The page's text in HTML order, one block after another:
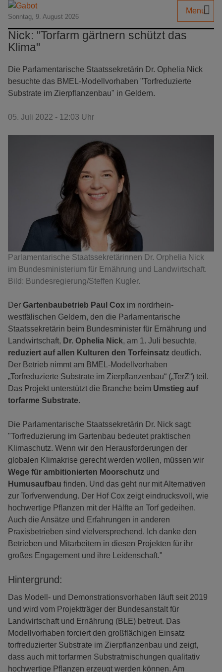
Sonntag, 9. August 2026
Menu
Nick: "Torfarm gärtnern schützt das
Klima"
Die Parlamentarische Staatssekretärin Dr. Ophelia Nick
besuchte das BMEL-Modellvorhaben "Torfreduzierte
Substrate im Zierpflanzenbau" in Geldern.
05. Juli 2022 - 12:03 Uhr
Parlamentarische Staatssekretärinnen Dr. Orphelia Nick
im Bundesministerium für Ernährung und Landwirtschaft.
Bild: Bundesregierung/Steffen Kugler.
Der Gartenbaubetrieb Paul Cox im nordrhein-
westfälischen Geldern, den die Parlamentarische
Staatssekretärin beim Bundesminister für Ernährung und
Landwirtschaft, Dr. Ophelia Nick, am 1. Juli besuchte,
reduziert auf allen Kulturen den Torfeinsatz deutlich.
Der Betrieb nimmt am BMEL-Modellvorhaben
„Torfreduzierte Substrate im Zierpflanzenbau“ („TerZ“) teil.
Das Projekt unterstützt die Branche beim Umstieg auf
torfarme Substrate.
Die Parlamentarische Staatssekretärin Dr. Nick sagt:
"Torfreduzierung im Gartenbau bedeutet praktischen
Klimaschutz. Wenn wir den Herausforderungen der
globalen Klimakrise gerecht werden wollen, müssen wir
Wege für ambitionierten Moorschutz und
Humusaufbau finden. Und das geht nur mit Alternativen
zur Torfverwendung. Der Hof Cox zeigt eindrucksvoll, wie
hochwertige Pflanzen mit der Hälfte an Torf gedeihen.
Auch die Ansätze und Erfahrungen in anderen
Praxisbetrieben sind vielversprechend. Ich danke den
Betrieben und Mitarbeitern in diesen Projekten für ihr
großes Engagement und ihre Leidenschaft."
Hintergrund:
Das Modell- und Demonstrationsvorhaben läuft seit 2019
und wird vom Projektträger der Bundesanstalt für
Landwirtschaft und Ernährung (BLE) betreut. Das
Modellvorhaben forciert den großflächigen Einsatz
torfreduzierter Substrate im Zierpflanzenbau und zeigt,
dass auch mit torfarmen Substratmischungen qualitativ
hochwertige Pflanzen erzeugt werden können. Am